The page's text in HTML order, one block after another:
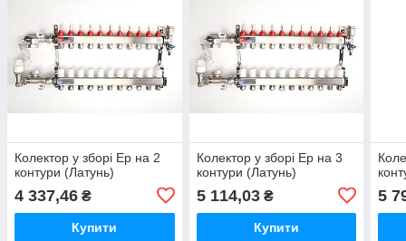
Колектор у зборі Ep на 2
контури (Латунь)
4 337,46 ₴
Купити
Колектор у зборі Ep на 3
контури (Латунь)
5 114,03₴
Купити
5